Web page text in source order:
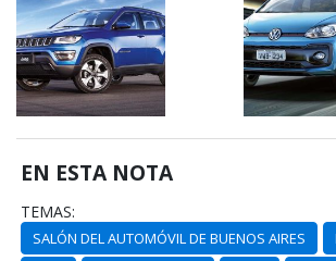
EN ESTA NOTA
TEMAS:
SALÓN DEL AUTOMÓVIL DE BUENOS AIRES